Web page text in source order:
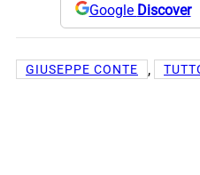
Google Discover
GIUSEPPE CONTE ,